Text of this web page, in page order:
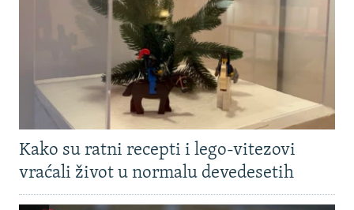
Kako su ratni recepti i lego-vitezovi
vraćali život u normalu devedesetih